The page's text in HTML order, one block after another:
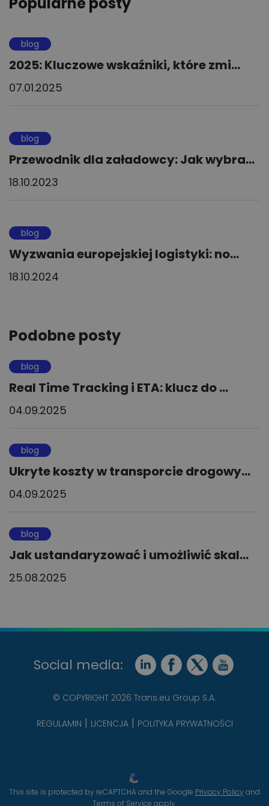
blog
2025: Kluczowe wskaźniki, które zmi...
07.01.2025
blog
Przewodnik dla załadowcy: Jak wybra...
18.10.2023
blog
Wyzwania europejskiej logistyki: no...
18.10.2024
Podobne posty
blog
Real Time Tracking i ETA: klucz do ...
04.09.2025
blog
Ukryte koszty w transporcie drogowy...
04.09.2025
blog
Jak ustandaryzować i umożliwić skal...
25.08.2025
Social media:
© COPYRIGHT 2026 Trans.eu Group S.A.
REGULAMIN LICENCJA POLITYKA PRYWATNOŚCI
This site is protected by reCAPTCHA and the Google Privacy Policy and
Terms of Service apply.